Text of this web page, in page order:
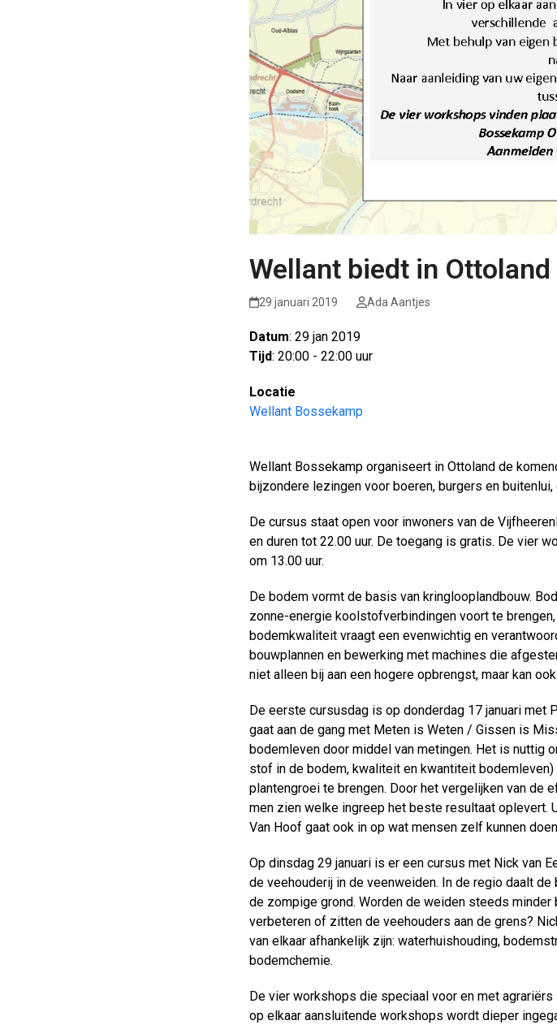
Wellant biedt in
29 januari 2019 Ada Aantjes
Datum: 29 jan 2019
Tijd: 20:00 - 22:00 uur
Locatie
Wellant Bossekamp
Wellant Bossekamp organiseert in Ottoland de
bijzondere lezingen voor boeren, burgers en
De cursus staat open voor inwoners van de
en duren tot 22.00 uur. De toegang is gratis. De vier
om 13.00 uur.
De bodem vormt de basis van kringlooplandbouw.
zonne-energie koolstofverbindingen voort te
bodemkwaliteit vraagt een evenwichtig en
bouwplannen en bewerking met machines die
niet alleen bij aan een hogere opbrengst, maar kan
De eerste cursusdag is op donderdag 17 januari
gaat aan de gang met Meten is Weten / Gissen is
bodemleven door middel van metingen. Het is nuttig
stof in de bodem, kwaliteit en kwantiteit
plantengroei te brengen. Door het vergelijken van
men zien welke ingreep het beste resultaat oplevert.
Van Hoof gaat ook in op wat mensen zelf kunnen
Op dinsdag 29 januari is er een cursus met Nick van
de veehouderij in de veenweiden. In de regio daalt
de zompige grond. Worden de weiden steeds
verbeteren of zitten de veehouders aan de grens?
van elkaar afhankelijk zijn: waterhuishouding,
bodemchemie.
De vier workshops die speciaal voor en met
op elkaar aansluitende workshops wordt dieper